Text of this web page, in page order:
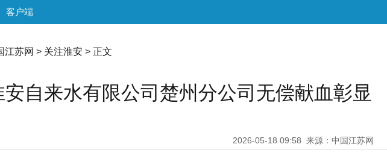
客户端
江苏网 > 关注淮安 > 正文
自来水有限公司楚州分公司无偿献血彰显
2026-05-18 09:58 来源：中国江苏网